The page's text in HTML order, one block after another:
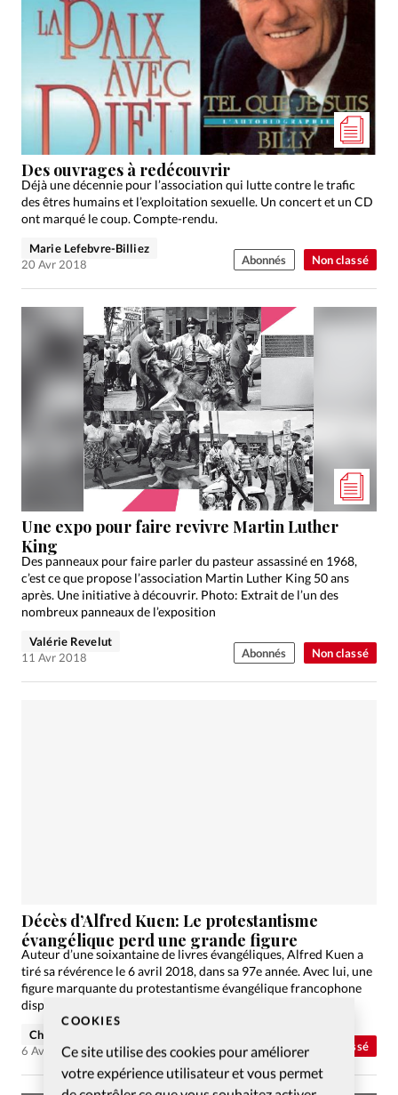
COOKIES
Ce site utilise des cookies pour améliorer
votre expérience utilisateur et vous permet
Non classé
Des ouvrages à redécouvrir
Déjà une décennie pour l’association qui lutte contre le trafic
des êtres humains et l’exploitation sexuelle. Un concert et un CD
ont marqué le coup. Compte-rendu.
Marie Lefebvre-Billiez
20 Avr 2018
Abonnés
Non classé
Une expo pour faire revivre Martin Luther
King
Des panneaux pour faire parler du pasteur assassiné en 1968,
c’est ce que propose l’association Martin Luther King 50 ans
après. Une initiative à découvrir. Photo: Extrait de l’un des
nombreux panneaux de l’exposition
Valérie Revelut
11 Avr 2018
Abonnés
Non classé
Décès d’Alfred Kuen: Le protestantisme
évangélique perd une grande figure
Auteur d’une soixantaine de livres évangéliques, Alfred Kuen a
tiré sa révérence le 6 avril 2018, dans sa 97e année. Avec lui, une
figure marquante du protestantisme évangélique francophone
disparait: il était l'auteur évangélique francophone…
Christian Willi
6 Avr 2018
Abonnés